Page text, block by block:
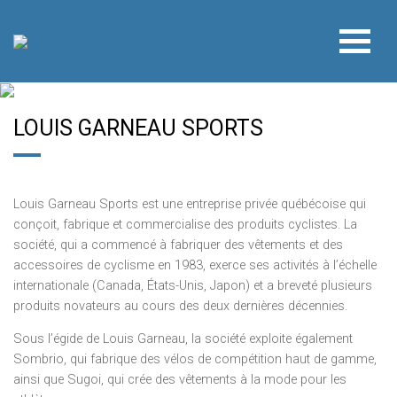
LOUIS GARNEAU SPORTS
Louis Garneau Sports est une entreprise privée québécoise qui
conçoit, fabrique et commercialise des produits cyclistes. La
société, qui a commencé à fabriquer des vêtements et des
accessoires de cyclisme en 1983, exerce ses activités à l’échelle
internationale (Canada, États-Unis, Japon) et a breveté plusieurs
produits novateurs au cours des deux dernières décennies.
Sous l’égide de Louis Garneau, la société exploite également
Sombrio, qui fabrique des vélos de compétition haut de gamme,
ainsi que Sugoi, qui crée des vêtements à la mode pour les